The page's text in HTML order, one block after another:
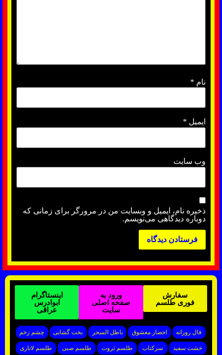
نام *
ایمیل *
وب‌ سایت
ذخیره نام، ایمیل و وبسایت من در مرورگر برای زمانی که
دوباره دیدگاهی می‌نویسم.
سفارش
فوری طلسم
ورود به
صفحه اصلی
سایت
اینستاگرام
ابوادرس
عراقی
فال روزانه احضار معشوق باطل السحر بخت گشایی چشم زخم
خشت سفید سرکتاب طلسم ثروت طلسم صبی طلسم لاتاری